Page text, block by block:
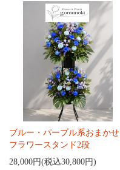
ブルー・パープル系おまかせ
フラワースタンド2段
28,000円(税込30,800円)